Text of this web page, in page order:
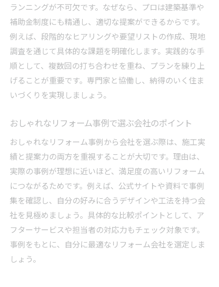
ランニングが不可欠です。なぜなら、プロは建築基準や
補助金制度にも精通し、適切な提案ができるからです。
例えば、段階的なヒアリングや要望リストの作成、現地
調査を通じて具体的な課題を明確化します。実践的な手
順として、複数回の打ち合わせを重ね、プランを練り上
げることが重要です。専門家と協働し、納得のいく住ま
いづくりを実現しましょう。
おしゃれなリフォーム事例で選ぶ会社のポイント
おしゃれなリフォーム事例から会社を選ぶ際は、施工実
績と提案力の両方を重視することが大切です。理由は、
実際の事例が理想に近いほど、満足度の高いリフォーム
につながるためです。例えば、公式サイトや資料で事例
集を確認し、自分の好みに合うデザインや工法を持つ会
社を見極めましょう。具体的な比較ポイントとして、ア
フターサービスや担当者の対応力もチェック対象です。
事例をもとに、自分に最適なリフォーム会社を選定しま
しょう。